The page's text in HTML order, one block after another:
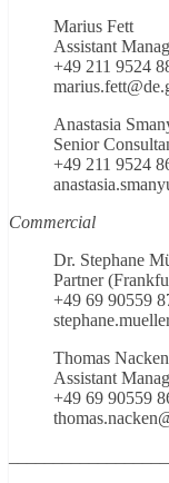
Marius Fett
Assistant
+49 211 9524
Anastasia
Senior
+49 211 9524
Commercial
Dr. Stephane
Partner
+49 69 90559
Thomas Nacken
Assistant
+49 69 90559